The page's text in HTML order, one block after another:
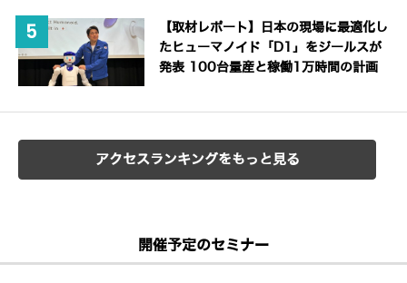
【取材レポート】日本の現場に最適化し
たヒューマノイド「D1」をジールスが
発表 100台量産と稼働1万時間の計画
アクセスランキングをもっと見る
開催予定のセミナー